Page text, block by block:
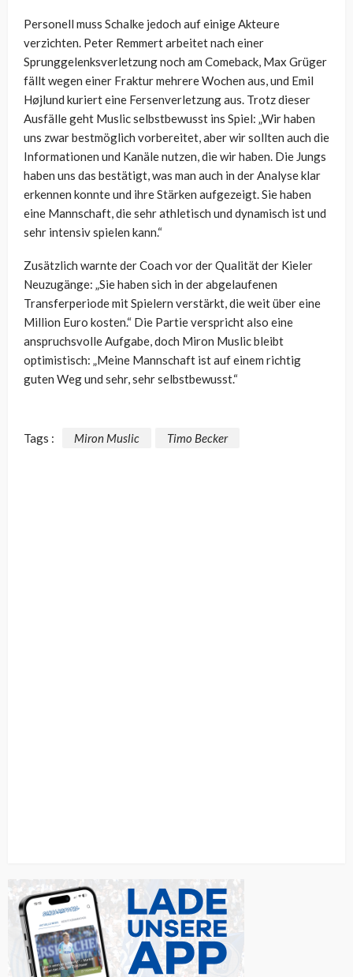
Personell muss Schalke jedoch auf einige Akteure
verzichten. Peter Remmert arbeitet nach einer
Sprunggelenksverletzung noch am Comeback, Max Grüger
fällt wegen einer Fraktur mehrere Wochen aus, und Emil
Højlund kuriert eine Fersenverletzung aus. Trotz dieser
Ausfälle geht Muslic selbstbewusst ins Spiel: „Wir haben
uns zwar bestmöglich vorbereitet, aber wir sollten auch die
Informationen und Kanäle nutzen, die wir haben. Die Jungs
haben uns das bestätigt, was man auch in der Analyse klar
erkennen konnte und ihre Stärken aufgezeigt. Sie haben
eine Mannschaft, die sehr athletisch und dynamisch ist und
sehr intensiv spielen kann.“
Zusätzlich warnte der Coach vor der Qualität der Kieler
Neuzugänge: „Sie haben sich in der abgelaufenen
Transferperiode mit Spielern verstärkt, die weit über eine
Million Euro kosten.“ Die Partie verspricht also eine
anspruchsvolle Aufgabe, doch Miron Muslic bleibt
optimistisch: „Meine Mannschaft ist auf einem richtig
guten Weg und sehr, sehr selbstbewusst.“
Tags : Miron Muslic Timo Becker